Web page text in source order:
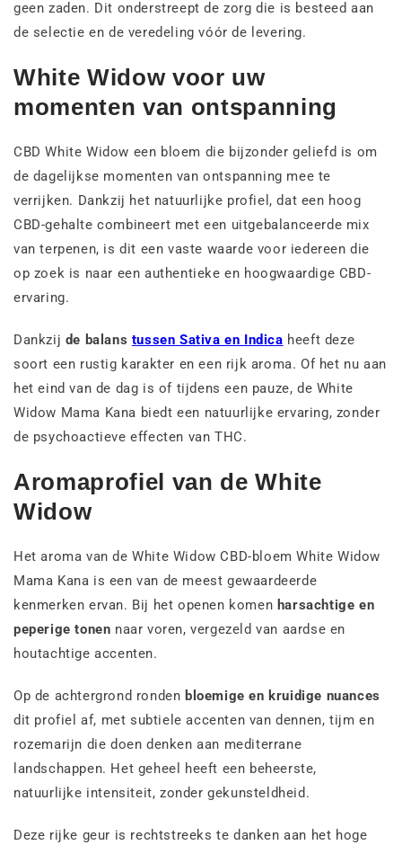
geen zaden. Dit onderstreept de zorg die is besteed aan
de selectie en de veredeling vóór de levering.
White Widow voor uw
momenten van ontspanning
CBD White Widow een bloem die bijzonder geliefd is om
de dagelijkse momenten van ontspanning mee te
verrijken. Dankzij het natuurlijke profiel, dat een hoog
CBD-gehalte combineert met een uitgebalanceerde mix
van terpenen, is dit een vaste waarde voor iedereen die
op zoek is naar een authentieke en hoogwaardige CBD-
ervaring.
Dankzij de balans tussen Sativa en Indica heeft deze
soort een rustig karakter en een rijk aroma. Of het nu aan
het eind van de dag is of tijdens een pauze, de White
Widow Mama Kana biedt een natuurlijke ervaring, zonder
de psychoactieve effecten van THC.
Aromaprofiel van de White
Widow
Het aroma van de White Widow CBD-bloem White Widow
Mama Kana is een van de meest gewaardeerde
kenmerken ervan. Bij het openen komen harsachtige en
peperige tonen naar voren, vergezeld van aardse en
houtachtige accenten.
Op de achtergrond ronden bloemige en kruidige nuances
dit profiel af, met subtiele accenten van dennen, tijm en
rozemarijn die doen denken aan mediterrane
landschappen. Het geheel heeft een beheerste,
natuurlijke intensiteit, zonder gekunsteldheid.
Deze rijke geur is rechtstreeks te danken aan het hoge